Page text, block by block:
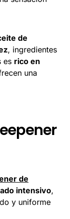
de
, ingredientes
es rico en
una
de
intensivo,
y uniforme